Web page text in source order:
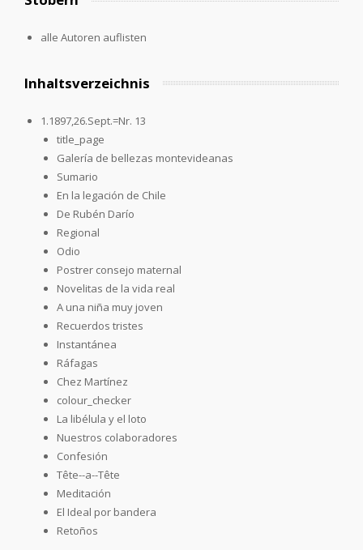
alle Autoren auflisten
Inhaltsverzeichnis
1.1897,26.Sept.=Nr. 13
title_page
Galería de bellezas montevideanas
Sumario
En la legación de Chile
De Rubén Darío
Regional
Odio
Postrer consejo maternal
Novelitas de la vida real
A una niña muy joven
Recuerdos tristes
Instantánea
Ráfagas
Chez Martínez
colour_checker
La libélula y el loto
Nuestros colaboradores
Confesión
Tête--a--Tête
Meditación
El Ideal por bandera
Retoños